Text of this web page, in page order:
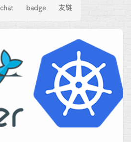
chat badge 友链